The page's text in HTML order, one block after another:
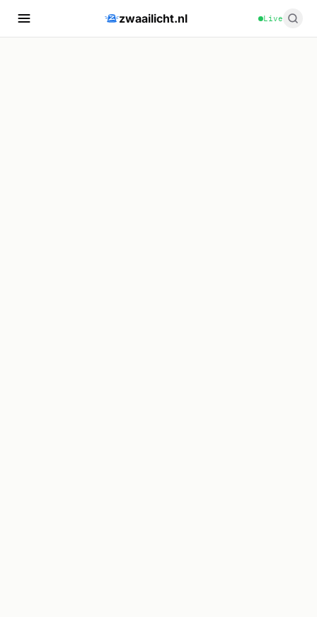
zwaailicht.nl Live